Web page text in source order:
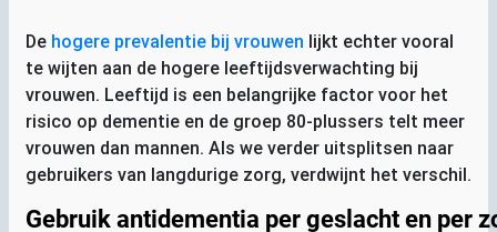
De hogere prevalentie bij vrouwen lijkt echter vooral
te wijten aan de hogere leeftijdsverwachting bij
vrouwen. Leeftijd is een belangrijke factor voor het
risico op dementie en de groep 80-plussers telt meer
vrouwen dan mannen. Als we verder uitsplitsen naar
gebruikers van langdurige zorg, verdwijnt het verschil.